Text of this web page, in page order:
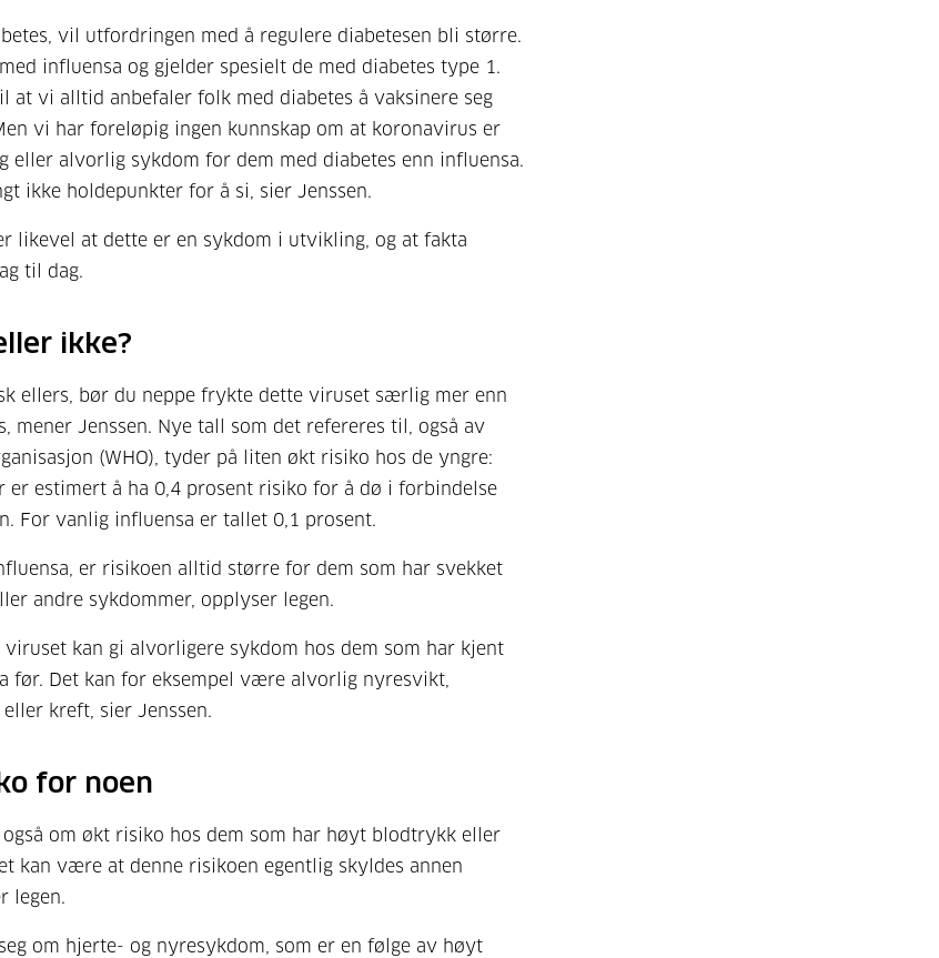
vil utfordringen med å regulere diabetesen bli større.
influensa og gjelder spesielt de med diabetes type 1.
at vi alltid anbefaler folk med diabetes å vaksinere seg
vi har foreløpig ingen kunnskap om at koronavirus er
eller alvorlig sykdom for dem med diabetes enn influensa.
ikke holdepunkter for å si, sier Jenssen.
likevel at dette er en sykdom i utvikling, og at fakta
til dag.
ikke?
ellers, bør du neppe frykte dette viruset særlig mer enn
mener Jenssen. Nye tall som det refereres til, også av
(WHO), tyder på liten økt risiko hos de yngre:
er estimert å ha 0,4 prosent risiko for å dø i forbindelse
For vanlig influensa er tallet 0,1 prosent.
er risikoen alltid større for dem som har svekket
andre sykdommer, opplyser legen.
viruset kan gi alvorligere sykdom hos dem som har kjent
før. Det kan for eksempel være alvorlig nyresvikt,
kreft, sier Jenssen.
for noen
også om økt risiko hos dem som har høyt blodtrykk eller
kan være at denne risikoen egentlig skyldes annen
legen.
om hjerte- og nyresykdom, som er en følge av høyt